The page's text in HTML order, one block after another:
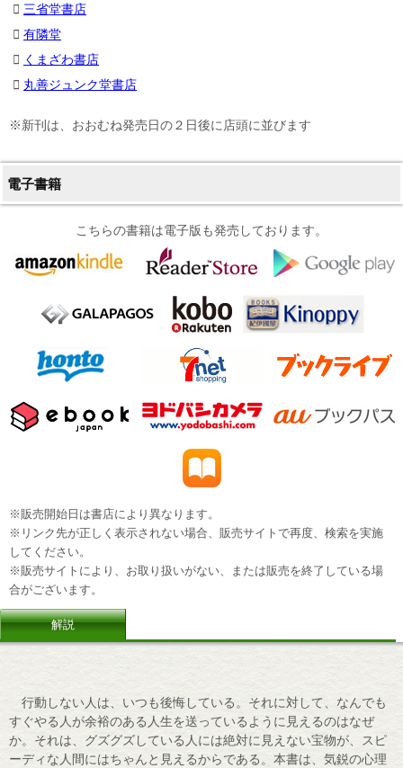
三省堂書店
有隣堂
くまざわ書店
丸善ジュンク堂書店
※新刊は、おおむね発売日の２日後に店頭に並びます
電子書籍
こちらの書籍は電子版も発売しております。
※販売開始日は書店により異なります。
※リンク先が正しく表示されない場合、販売サイトで再度、検索を実施
してください。
※販売サイトにより、お取り扱いがない、または販売を終了している場
合がございます。
解説
行動しない人は、いつも後悔している。それに対して、なんでも
すぐやる人が余裕のある人生を送っているように見えるのはなぜ
か。それは、グズグズしている人には絶対に見えない宝物が、スピ
ーディな人間にはちゃんと見えるからである。本書は、気鋭の心理